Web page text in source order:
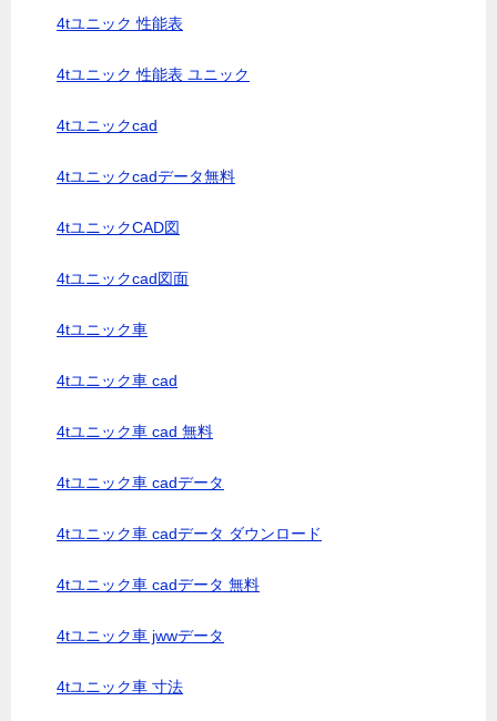
4tユニック 性能表
4tユニック 性能表 ユニック
4tユニックcad
4tユニックcadデータ無料
4tユニックCAD図
4tユニックcad図面
4tユニック車
4tユニック車 cad
4tユニック車 cad 無料
4tユニック車 cadデータ
4tユニック車 cadデータ ダウンロード
4tユニック車 cadデータ 無料
4tユニック車 jwwデータ
4tユニック車 寸法